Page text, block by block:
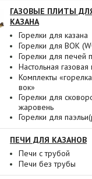
ГАЗОВЫЕ ПЛИТЫ
КАЗАНА
Горелки для казана
Горелки для ВОК
Горелки для печей
Настольная газовая
Комплекты
вок»
Горелки для
жаровень
Горелки для
ПЕЧИ ДЛЯ КАЗАНОВ
Печи с трубой
Печи без трубы